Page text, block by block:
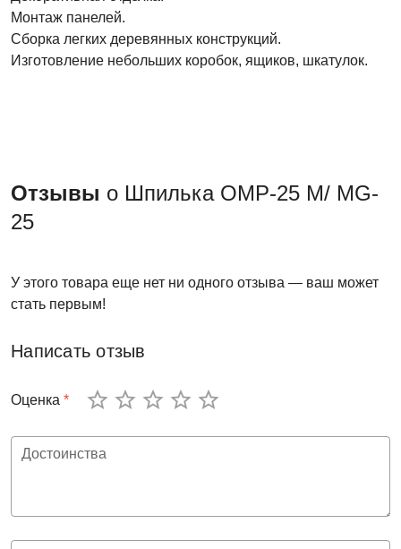
Монтаж панелей.
Сборка легких деревянных конструкций.
Изготовление небольших коробок, ящиков, шкатулок.
Отзывы о Шпилька ОМР-25 М/ MG-
25
Написать отзыв
Оценка *
Достоинства
У этого товара еще нет ни одного отзыва — ваш может
стать первым!